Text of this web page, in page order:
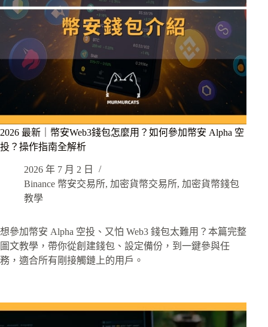
2026 最新｜幣安Web3錢包怎麼用？如何參加幣安 Alpha 空
投？操作指南全解析
2026 年 7 月 2 日
Binance 幣安交易所, 加密貨幣交易所, 加密貨幣錢包
教學
想參加幣安 Alpha 空投、又怕 Web3 錢包太難用？本篇完整
圖文教學，帶你從創建錢包、設定備份，到一鍵參與任
務，適合所有剛接觸鏈上的用戶。